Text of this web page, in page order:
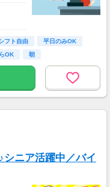
フト自由
平日のみOK
OK 朝
ニア活躍中／バイ